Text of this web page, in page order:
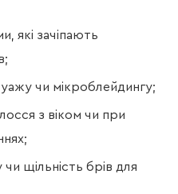
які зачіпають
чи мікроблейдингу;
з віком чи при
щільність брів для